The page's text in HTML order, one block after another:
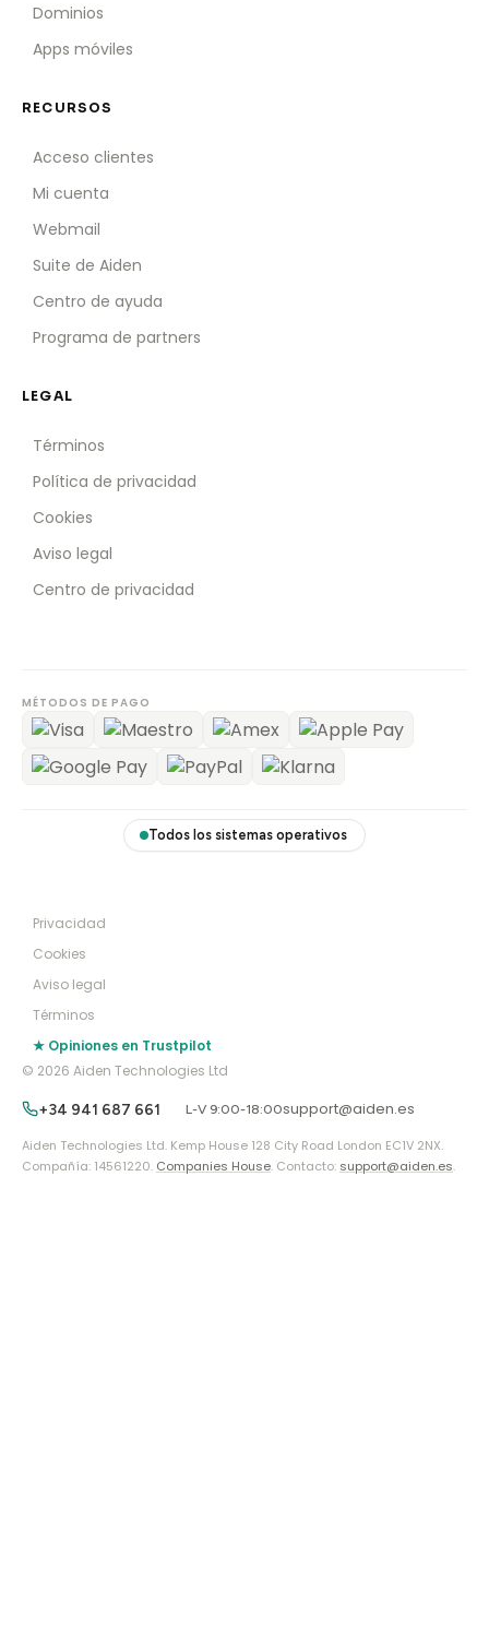
Dominios
Apps móviles
RECURSOS
Acceso clientes
Mi cuenta
Webmail
Suite de Aiden
Centro de ayuda
Programa de partners
LEGAL
Términos
Política de privacidad
Cookies
Aviso legal
Centro de privacidad
MÉTODOS DE PAGO
Todos los sistemas operativos
Privacidad
Cookies
Aviso legal
Términos
★ Opiniones en Trustpilot
© 2026 Aiden Technologies Ltd
+34 941 687 661 L-V 9:00-18:00support@aiden.es
Aiden Technologies Ltd. Kemp House 128 City Road London EC1V 2NX.
Compañía: 14561220. Companies House. Contacto: support@aiden.es.